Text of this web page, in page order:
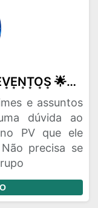
ıllıllı⭐🌟 O͙T͙A͙K͙I͙T͙O͙S͙_S͙E͙Ⓜ️ E͙V͙E͙N͙T͙O͙S͙ 🌟⭐ıllıllı
e assuntos
dúvida ao
PV que ele
precisa se